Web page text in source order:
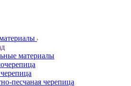
материалы
песчаная черепица